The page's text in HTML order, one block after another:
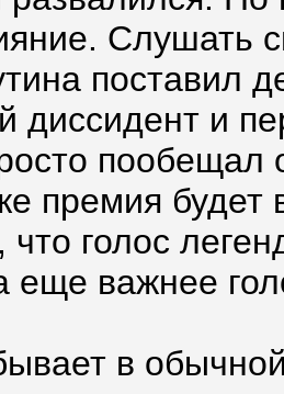
Слушать
поставил
диссидент и
пообещал
премия будет
голос
еще важнее
в